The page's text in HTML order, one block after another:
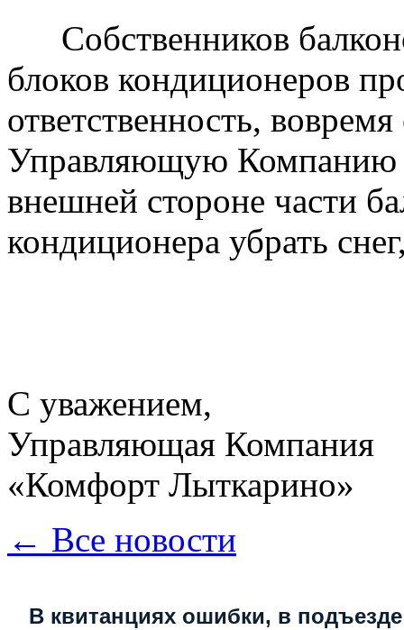
Собственников
блоков кондиционеров
ответственность,
Управляющую Компанию
внешней стороне части
кондиционера убрать
С уважением,
Управляющая Компания
«Комфорт Лыткарино»
← Все новости
В квитанциях ошибки, в подъезде